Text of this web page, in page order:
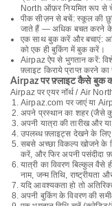
North ऑफ़र नियमित रूप से
पीक सीज़न से बचें: स्कूल की
जाते हैं — अधिक बचत करने के
एक साथ बुक करें और बचाएं:
को एक ही बुकिंग में बुक करें।
Airpaz ऐप से भुगतान करें:
फ़्लाइट किराये प्राप्त करने
Airpaz पर फ़्लाइट कैसे बुक
Airpaz पर एयर नॉर्थ / Air
Airpaz.com पर जाएं या
अपने प्रस्थान का शहर (जैसे
अपनी यात्रा की तारीख और
उपलब्ध फ़्लाइट्स देखने के
सबसे अच्छा विकल्प खोजने के
करें, और फिर अपनी पसंदीदा
यात्री का विवरण बिल्कुल वैसे
नाम, जन्म तिथि, राष्ट्रीयता
यदि आवश्यकता हो तो
अपनी बुकिंग के विवरण की